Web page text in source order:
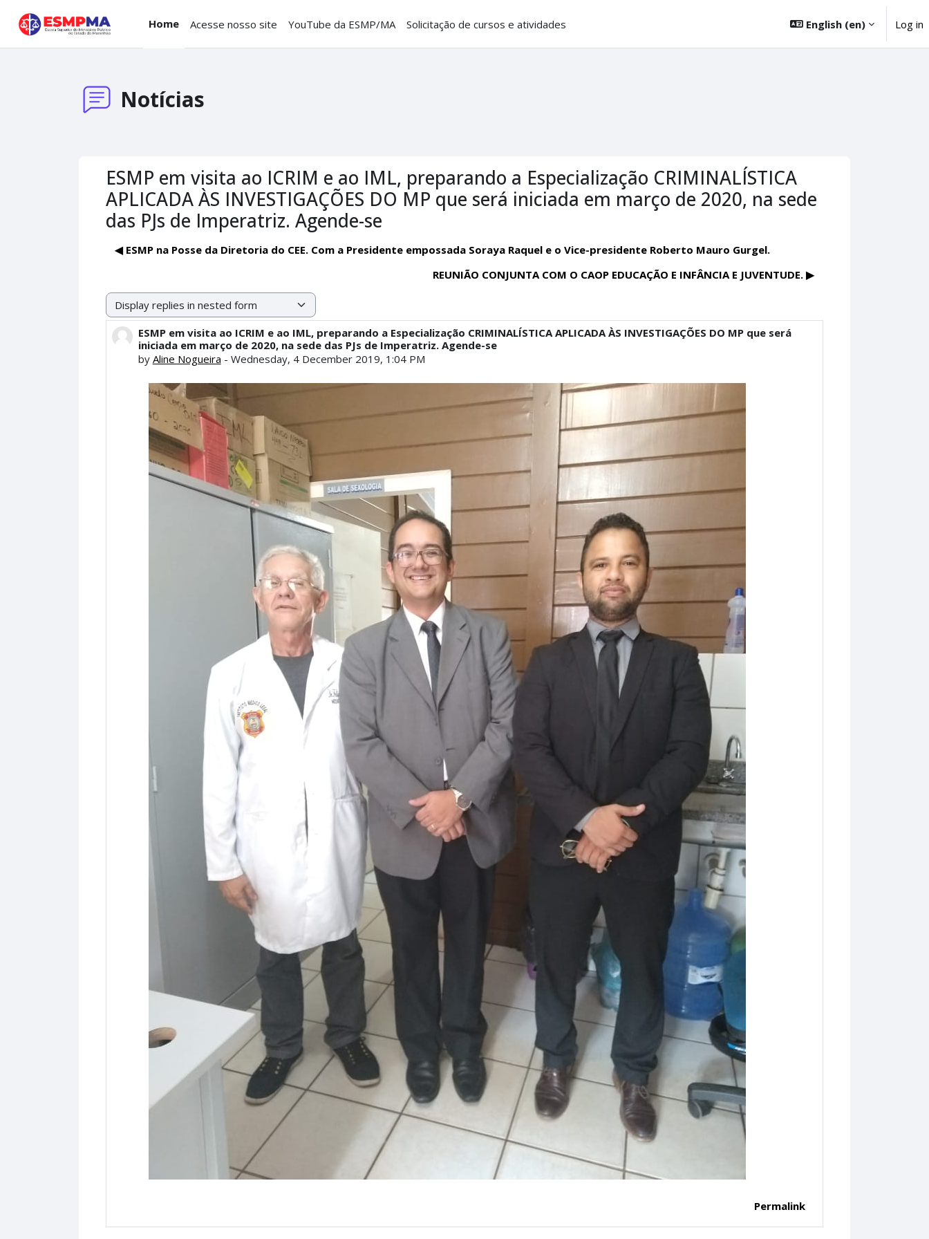
Home
Acesse nosso site YouTube da ESMP/MA Solicitação de cursos e atividades English ‎(en)‎ Log in
Notícias
ESMP em visita ao ICRIM e ao IML, preparando a Especialização CRIMINALÍSTICA
APLICADA ÀS INVESTIGAÇÕES DO MP que será iniciada em março de 2020, na sede
das PJs de Imperatriz. Agende-se
◀︎ ESMP na Posse da Diretoria do CEE. Com a Presidente empossada Soraya Raquel e o Vice-presidente Roberto Mauro Gurgel.
REUNIÃO CONJUNTA COM O CAOP EDUCAÇÃO E INFÂNCIA E JUVENTUDE. ▶︎
Display mode
ESMP em visita ao ICRIM e ao IML, preparando a Especialização CRIMINALÍSTICA APLICADA ÀS INVESTIGAÇÕES DO MP que será
iniciada em março de 2020, na sede das PJs de Imperatriz. Agende-se
by Aline Nogueira - Wednesday, 4 December 2019, 1:04 PM
Number of replies: 0
Permalink